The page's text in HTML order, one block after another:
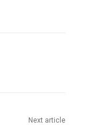
Next article